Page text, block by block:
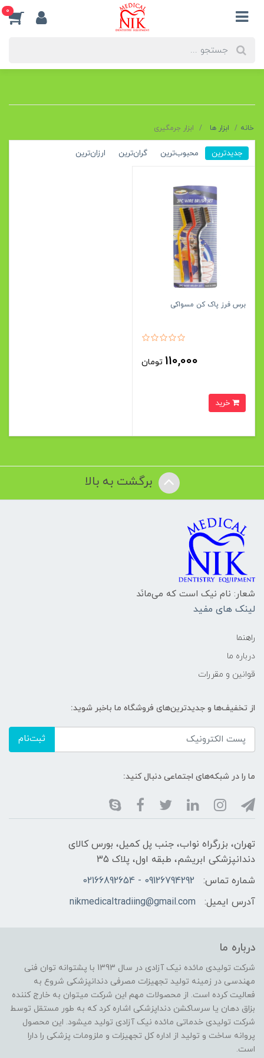
0
خانه ابزار ها ابزار جرمگیری
جدیدترین محبوب‌ترین گران‌ترین ارزان‌ترین
برس فرز پاک کن مسواکی
110,000 تومان
برگشت به بالا
شعار: نام نیک است که می‌مانَد
لینک های مفید
راهنما
درباره ما
قوانین و مقررات
از تخفیف‌ها و جدیدترین‌های فروشگاه ما باخبر شوید:
ثبت‌نام
ما را در شبکه‌های اجتماعی دنبال کنید:
تهران، بزرگراه نواب، جنب پل کمیل، بورس کالای
دندانپزشکی ابریشم، طبقه اول، پلاک 35
شماره تماس:
09126794292 - 02166892654
آدرس ایمیل:
nikmedicaltradiing@gmail.com
درباره ما
شرکت تولیدی مائده نیک آزادی در سال 1393 با پشتوانه توان فنی
مهندسی در زمینه تولید تجهیزات مصرفی دندانپزشکی شروع به
فعالیت کرده است. از محصولات مهم این شرکت میتوان به خارج کننده
بزاق دهان یا سرساکشن دنداپزشکی اشاره کرد که به طور مستقل توسط
شرکت تولیدی خدماتی مائده نیک آزادی تولید میشود. این محصول
پروانه ساخت و تولید از اداره کل تجهیزات و ملزومات پزشکی را دارا
است.